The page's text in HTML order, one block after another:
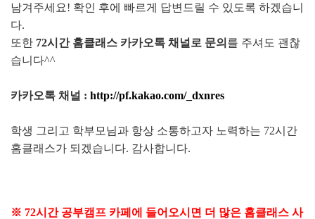
남겨주세요! 확인 후에 빠르게 답변드릴 수 있도록 하겠습니
다.
또한 72시간 홈클래스 카카오톡 채널로 문의 를 주셔도 괜찮
습니다^^
카카오톡 채널 : http://pf.kakao.com/_dxnres
학생 그리고 학부모님과 항상 소통하고자 노력하는 72시간
홈클래스가 되겠습니다. 감사합니다.
※ 72시간 공부캠프 카페에 들어오시면 더 많은 홈클래스 사